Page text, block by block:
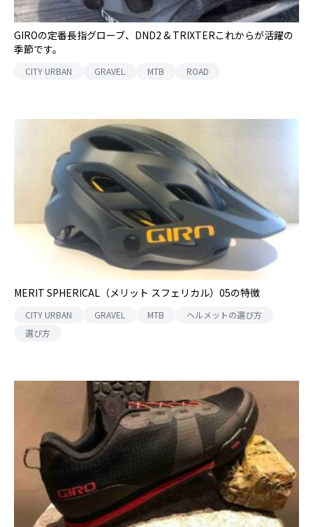
GIROの定番長指グローブ、DND2 & TRIXTERこれからが活躍の
季節です。
CITY URBAN GRAVEL MTB ROAD
MERIT SPHERICAL（メリット スフェリカル）05の特徴
CITY URBAN GRAVEL MTB
ヘルメットの選び方
選び方